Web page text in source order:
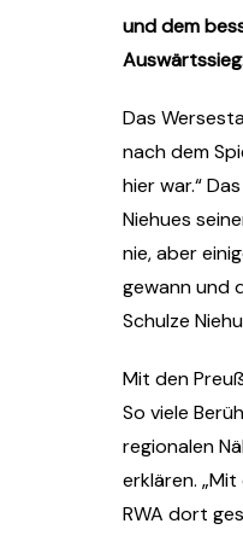
und dem
Das
nach dem
hier war.“
Niehues
nie, aber
gewann und
Schulze
Mit den
So viele
regionalen
erklären.
RWA dort